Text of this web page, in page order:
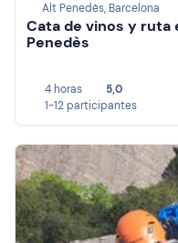
Alt Penedès, Barcelona
Cata de vinos y ruta
Penedès
4 horas
5,0
1-12 participantes